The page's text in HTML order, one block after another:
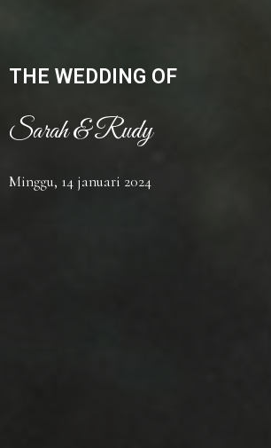
THE WEDDING OF
Sarah & Rudy
Minggu, 14 januari 2024